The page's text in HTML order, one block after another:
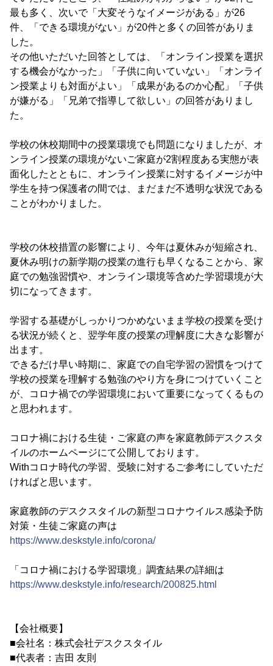
最も多く、次いで「大変そうなイメージがある」が26
件、「できる環境がない」が20件と多くの回答がありま
した。
その他いただいた回答としては、「オンライン授業を選択
する機会がなかった」「子供に向いていない」「オンライ
ン授業よりも対面がよい」「成果があるのか心配」「子供
が嫌がる」「兄弟で指導して欲しい」の回答がありまし
た。
学校の休校期間中の授業環境でも問題になりましたが、オ
ンライン授業の環境がないご家庭が2割程度ある実態が表
面化したとともに、オンライン授業に対するイメージが中
学生を持つ保護者の間では、まだまだ不透明な状況である
ことがわかりました。
学校の休校措置の影響により、今年は夏休みが短縮され、
夏休み明けの新学期の授業の進行も早くなることから、家
庭での勉強習慣や、オンライン環境等含めた学習環境が大
切になってきます。
学習する基礎がしっかりつかめないまま学校の授業を受け
る状況が続くと、翌学年度の授業の理解度に大きな影響が
出ます。
できるだけ早い時期に、家庭での自宅学習の習慣をつけて
学校の授業を理解する勉強のやり方を身につけていくこと
が、コロナ禍での学習環境において重要になってくるもの
と思われます。
コロナ禍における生徒・ご家庭の声を家庭教師デスクスタ
イルのホームページにて公開しております。
Withコロナ時代の学習、受験に対するご参考にしていただ
ければと思います。
家庭教師のデスクスタイルの新型コロナウイルス感染予防
対策・生徒ご家庭の声は
https://www.deskstyle.info/corona/
「コロナ禍における学習環境」調査結果の詳細は
https://www.deskstyle.info/research/200825.html
【会社概要】
■会社名：株式会社デスクスタイル
■代表者：吉田 友則